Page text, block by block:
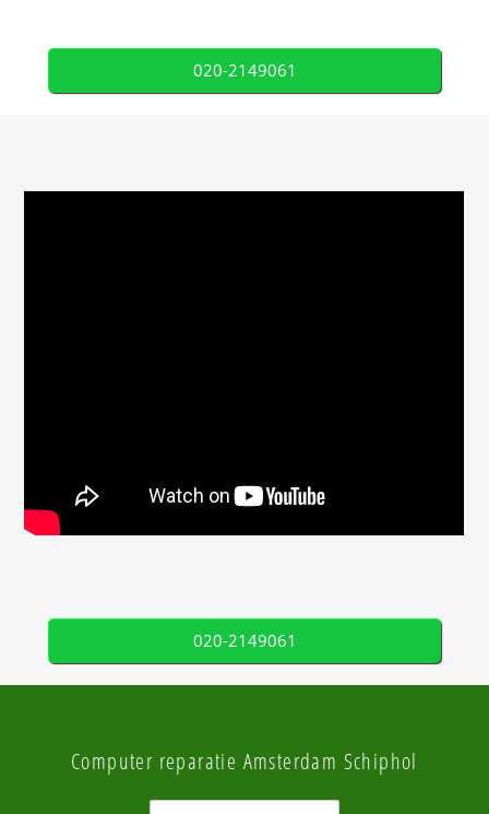
020-2149061
020-2149061
Computer reparatie Amsterdam Schiphol